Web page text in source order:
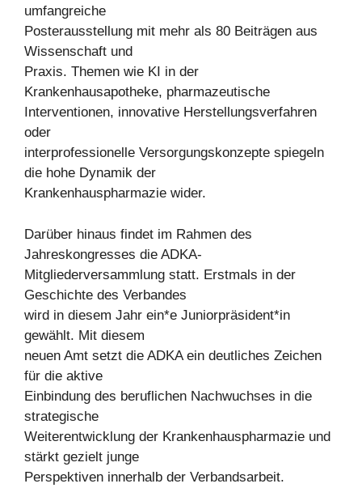
umfangreiche
Posterausstellung mit mehr als 80 Beiträgen aus
Wissenschaft und
Praxis. Themen wie KI in der
Krankenhausapotheke, pharmazeutische
Interventionen, innovative Herstellungsverfahren
oder
interprofessionelle Versorgungskonzepte spiegeln
die hohe Dynamik der
Krankenhauspharmazie wider.
Darüber hinaus findet im Rahmen des
Jahreskongresses die ADKA-
Mitgliederversammlung statt. Erstmals in der
Geschichte des Verbandes
wird in diesem Jahr ein*e Juniorpräsident*in
gewählt. Mit diesem
neuen Amt setzt die ADKA ein deutliches Zeichen
für die aktive
Einbindung des beruflichen Nachwuchses in die
strategische
Weiterentwicklung der Krankenhauspharmazie und
stärkt gezielt junge
Perspektiven innerhalb der Verbandsarbeit.